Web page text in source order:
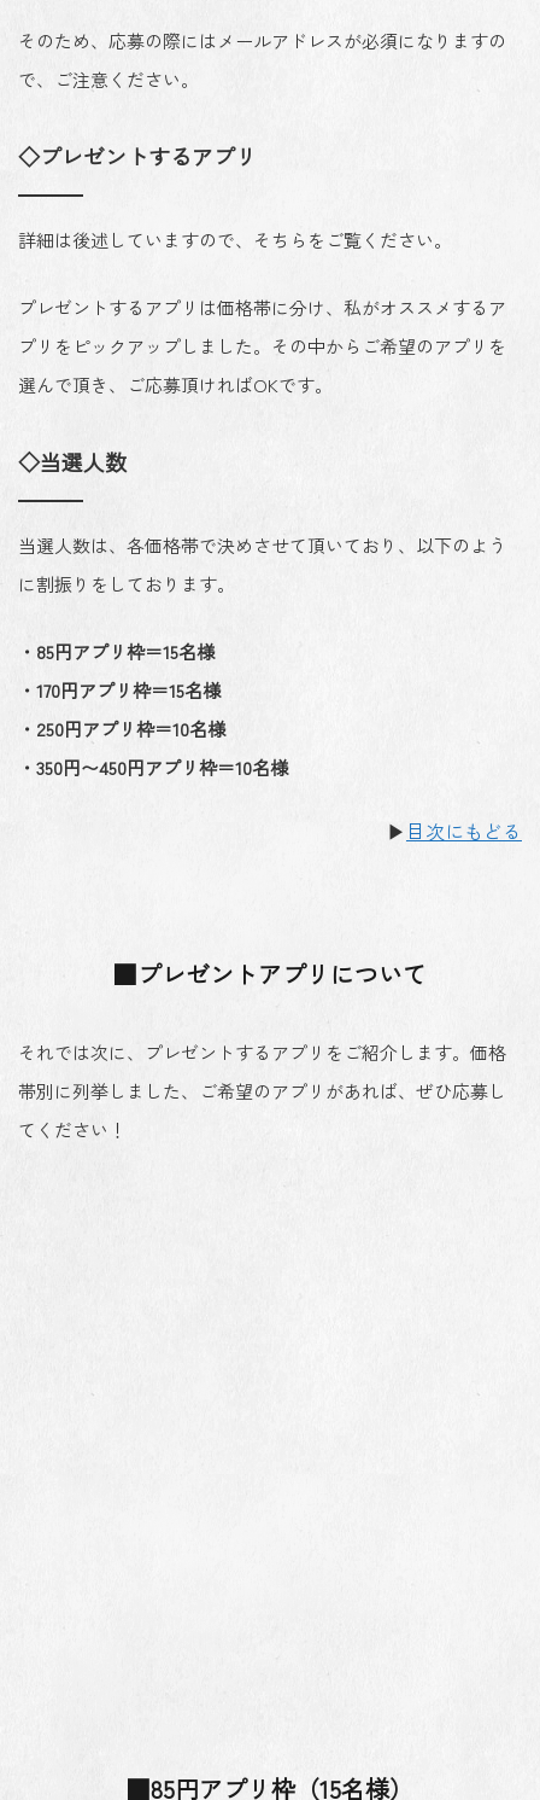
そのため、応募の際にはメールアドレスが必須になりますの
で、ご注意ください。
◇プレゼントするアプリ
詳細は後述していますので、そちらをご覧ください。
プレゼントするアプリは価格帯に分け、私がオススメするア
プリをピックアップしました。その中からご希望のアプリを
選んで頂き、ご応募頂ければOKです。
◇当選人数
当選人数は、各価格帯で決めさせて頂いており、以下のよう
に割振りをしております。
・85円アプリ枠＝15名様
・170円アプリ枠＝15名様
・250円アプリ枠＝10名様
・350円〜450円アプリ枠＝10名様
▶ 目次にもどる
■プレゼントアプリについて
それでは次に、プレゼントするアプリをご紹介します。価格
帯別に列挙しました、ご希望のアプリがあれば、ぜひ応募し
てください！
■85円アプリ枠（15名様）